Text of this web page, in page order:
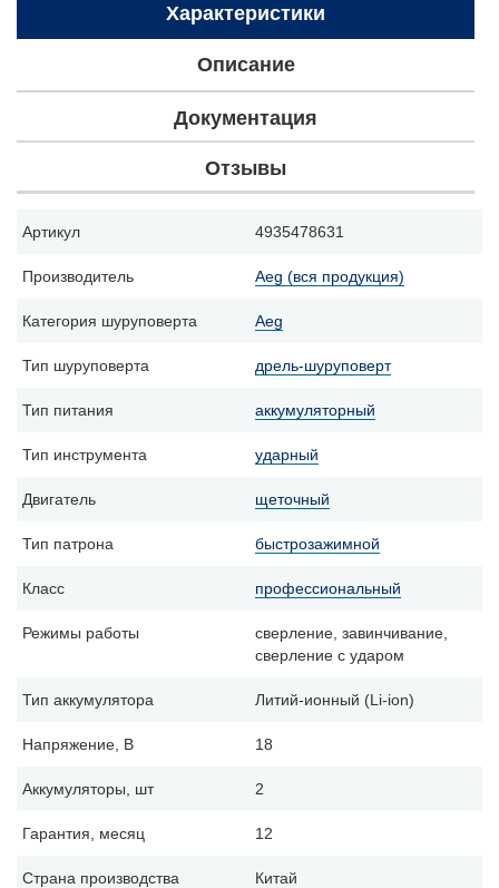
Характеристики
Описание
Документация
Отзывы
Артикул 4935478631
Производитель Aeg (вся продукция)
Категория шуруповерта Aeg
Тип шуруповерта дрель-шуруповерт
Тип питания аккумуляторный
Тип инструмента ударный
Двигатель щеточный
Тип патрона быстрозажимной
Класс профессиональный
Режимы работы
сверление, завинчивание,
сверление с ударом
Тип аккумулятора Литий-ионный (Li-ion)
Напряжение, В 18
Аккумуляторы, шт 2
Гарантия, месяц 12
Страна производства Китай